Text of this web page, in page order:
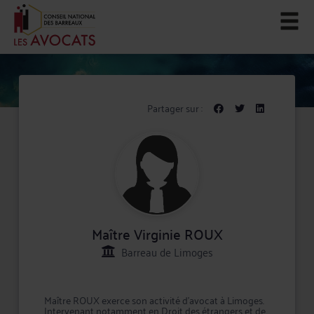
Partager sur :
Maître Virginie ROUX
Barreau de Limoges
Maître ROUX exerce son activité d'avocat à Limoges.
Intervenant notamment en Droit des étrangers et de